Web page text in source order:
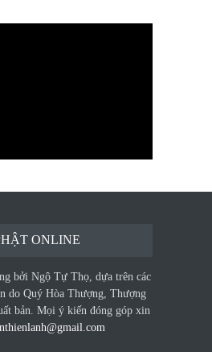
ONLINE
bởi Ngộ Tự Thọ, dựa trên các
do Quý Hòa Thượng, Thượng
bản. Mọi ý kiến đóng góp xin